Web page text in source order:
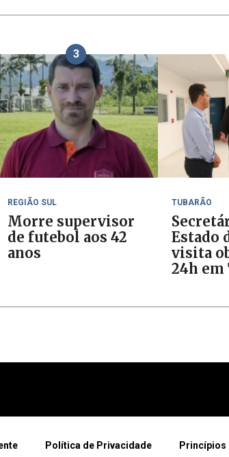
3
REGIÃO SUL
Morre supervisor
de futebol aos 42
anos
TUBARÃO
Estado
visita
24h em
Política de Privacidade